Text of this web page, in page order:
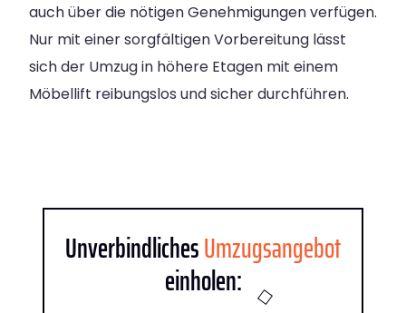
auch über die nötigen Genehmigungen verfügen.
Nur mit einer sorgfältigen Vorbereitung lässt
sich der Umzug in höhere Etagen mit einem
Möbellift reibungslos und sicher durchführen.
UnverbindlichesUmzugsangebot
einholen: